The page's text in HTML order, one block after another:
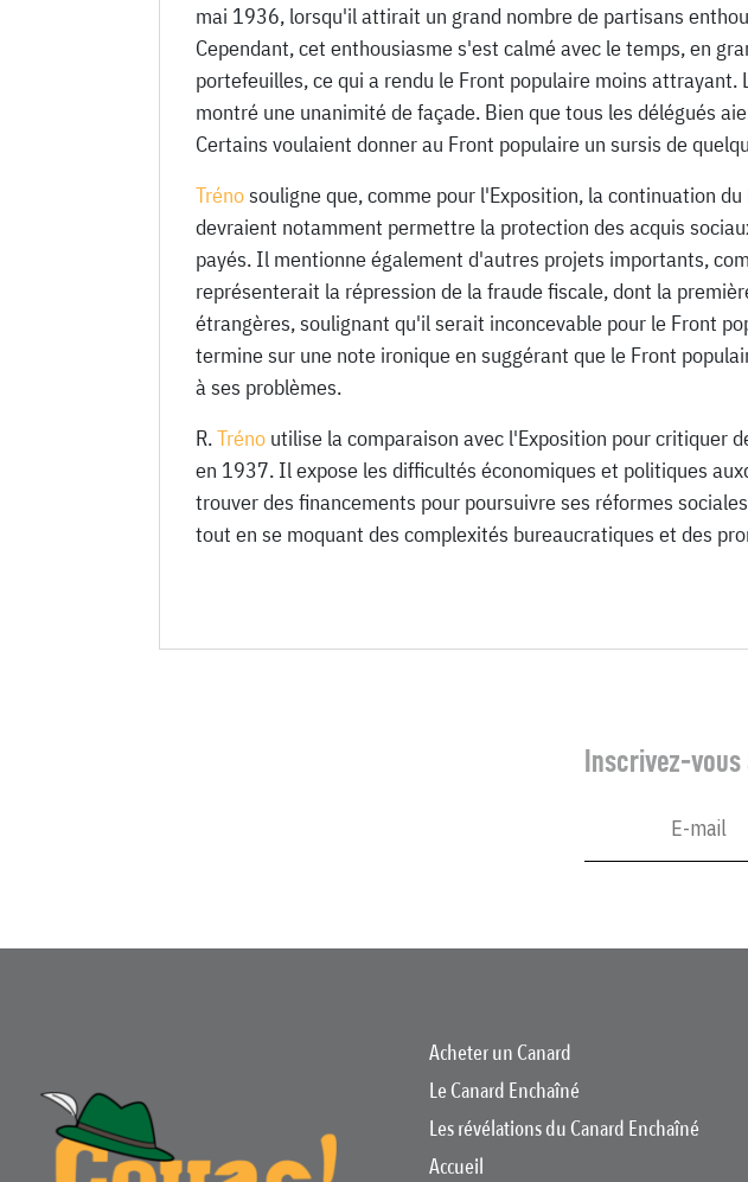
1937mai 1936, lorsqu'il attirait un grand nombre de partisans
Cependant, cet enthousiasme s'est calmé avec le temps, en
portefeuilles, ce qui a rendu le Front populaire moins
montré une unanimité de façade. Bien que tous les délégués
Certains voulaient donner au Front populaire un sursis de
Trénosouligne que, comme pour l'Exposition, la continuation
devraient notamment permettre la protection des acquis
payés. Il mentionne également d'autres projets importants,
représenterait la répression de la fraude fiscale, dont la
étrangères, soulignant qu'il serait inconcevable pour le Front
termine sur une note ironique en suggérant que le Front
à ses problèmes.
R.Tréno utilise la comparaison avec l'Exposition pour critiquer
en 1937. Il expose les difficultés économiques et politiques
trouver des financements pour poursuivre ses réformes
tout en se moquant des complexités bureaucratiques et des
Inscrivez-
Acheter un Canard
Le Canard Enchaîné
Les révélations du Canard Enchaîné
Accueil